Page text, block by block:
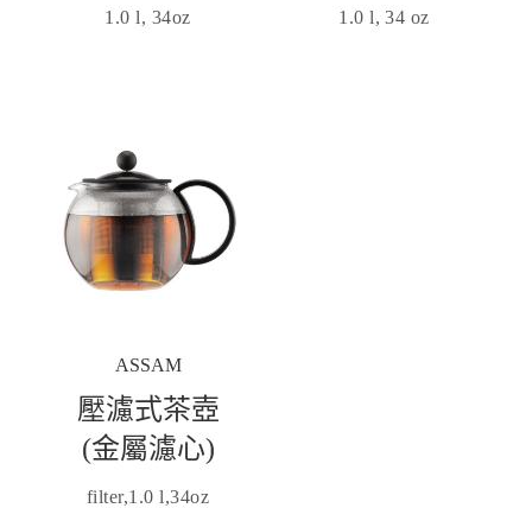
1.0 l, 34oz 1.0 l, 34 oz
ASSAM
壓濾式茶壺
(金屬濾心)
filter,1.0 l,34oz